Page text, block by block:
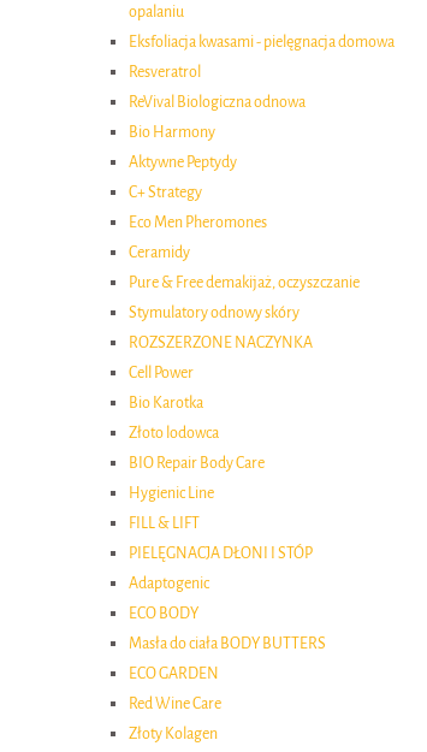
opalaniu
Eksfoliacja kwasami - pielęgnacja domowa
Resveratrol
ReVival Biologiczna odnowa
Bio Harmony
Aktywne Peptydy
C+ Strategy
Eco Men Pheromones
Ceramidy
Pure & Free demakijaż, oczyszczanie
Stymulatory odnowy skóry
ROZSZERZONE NACZYNKA
Cell Power
Bio Karotka
Złoto lodowca
BIO Repair Body Care
Hygienic Line
FILL & LIFT
PIELĘGNACJA DŁONI I STÓP
Adaptogenic
ECO BODY
Masła do ciała BODY BUTTERS
ECO GARDEN
Red Wine Care
Złoty Kolagen